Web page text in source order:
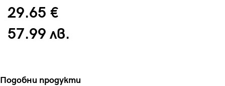
29.65 €
57.99 лв.
Подобни продукти